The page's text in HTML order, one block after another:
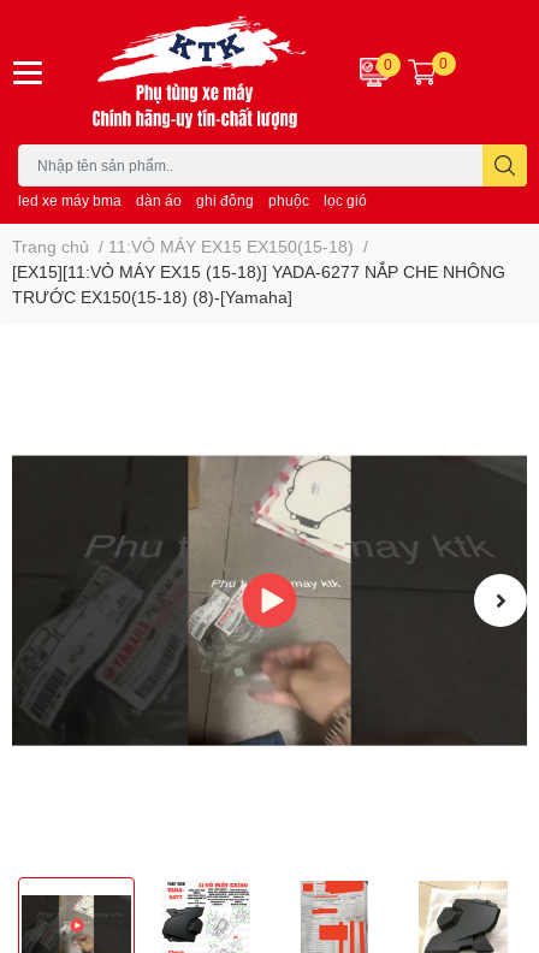
led xe máy bma dàn áo ghi đông phuộc lọc gió
0 0
Trang chủ / 11:VỎ MÁY EX15 EX150(15-18) /
[EX15][11:VỎ MÁY EX15 (15-18)] YADA-6277 NẮP CHE NHÔNG
TRƯỚC EX150(15-18) (8)-[Yamaha]